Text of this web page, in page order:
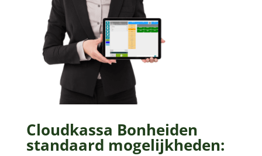
Cloudkassa Bonheiden
standaard mogelijkheden: